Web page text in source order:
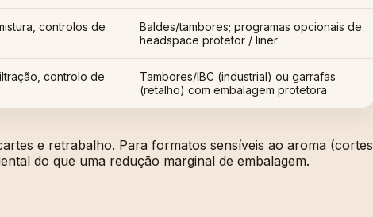
controlos de
Baldes/tambores; programas opcionais de
headspace protetor / liner
controlo de
Tambores/IBC (industrial) ou garrafas
(retalho) com embalagem protetora
e retrabalho. Para formatos sensíveis ao aroma (cortes
do que uma redução marginal de embalagem.